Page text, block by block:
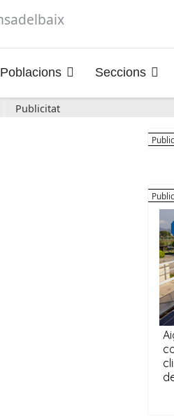
Poblacions Seccions
Publicitat